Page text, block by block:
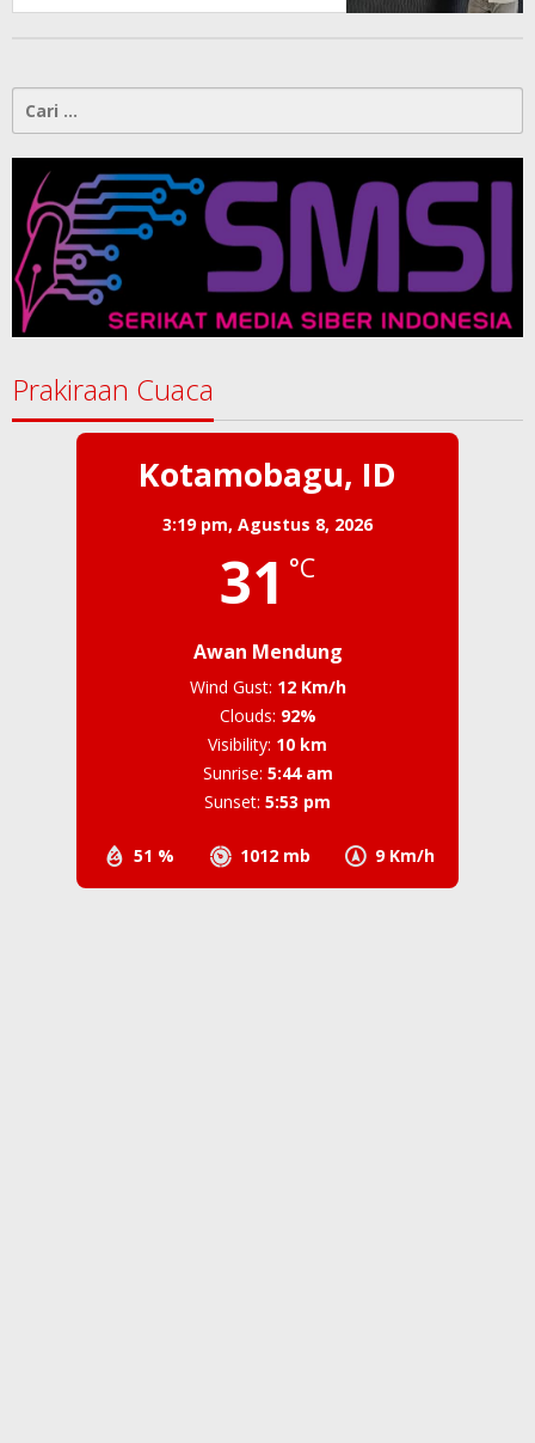
untuk:
Prakiraan Cuaca
Kotamobagu, ID
3:19 pm, Agustus 8, 2026
31 °C
Awan Mendung
51 % 1012 mb 9 Km/h
Wind Gust: 12 Km/h
Clouds: 92%
Visibility: 10 km
Sunrise: 5:44 am
Sunset: 5:53 pm